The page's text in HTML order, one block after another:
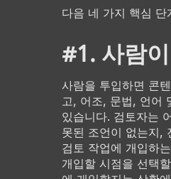
다음 네 가지 핵심
#1. 사람
사람을 투입하면 콘
고, 어조, 문법, 언어
있습니다. 검토자는
못된 조언이 없는지,
검토 작업에 개입하
개입할 시점을 선택